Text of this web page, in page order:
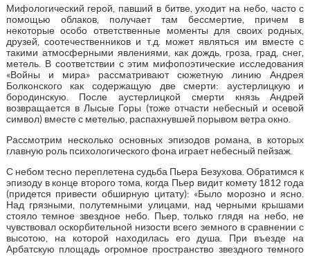
Мифологический герой, павший в битве, уходит на небо, часто с
помощью облаков, получает там бессмертие, причем в
некоторые особо ответственные моменты для своих родных,
друзей, соотечественников и т.д. может являться им вместе с
такими атмосферными явлениями, как дождь, гроза, град, снег,
метель. В соответствии с этим мифопоэтические исследования
«Войны и мира» рассматривают сюжетную линию Андрея
Болконского как содержащую две смерти: аустерлицкую и
бородинскую. После аустерлицкой смерти князь Андрей
возвращается в Лысые Горы (тоже отчасти небесный и осевой
символ) вместе с метелью, распахнувшей порывом ветра окно.
Рассмотрим несколько основных эпизодов романа, в которых
главную роль психологического фона играет небесный пейзаж.
С небом тесно переплетена судьба Пьера Безухова. Обратимся к
эпизоду в конце второго тома, когда Пьер видит комету 1812 года
(придется привести обширную цитату): «Было морозно и ясно.
Над грязными, полутемными улицами, над черными крышами
стояло темное звездное небо. Пьер, только глядя на небо, не
чувствовал оскорбительной низости всего земного в сравнении с
высотою, на которой находилась его душа. При въезде на
Арбатскую площадь огромное пространство звездного темного